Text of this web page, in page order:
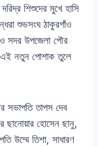
শিশুদের মুখে হাসি
শুভসংঘ ঠাকুরগাঁও
সদর উপজেলা পৌর
এই নতুন পোশাক তুলে
সভাপতি তাপস দেব
ছানোয়ার হোসেন ছানু,
উম্মে তিশা, সাধারণ